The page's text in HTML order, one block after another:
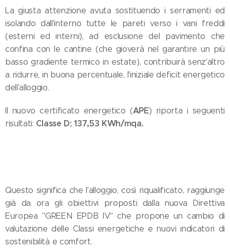
La giusta attenzione avuta sostituendo i serramenti ed
isolando dall'interno tutte le pareti verso i vani freddi
(esterni ed interni), ad esclusione del pavimento che
confina con le cantine (che gioverà nel garantire un più
basso gradiente termico in estate), contribuirà senz'altro
a ridurre, in buona percentuale, l'iniziale deficit energetico
dell'alloggio.
Il nuovo certificato energetico (APE) riporta i seguenti
risultati: Classe D; 137,53 KWh/mqa.
Questo significa che l'alloggio, così riqualificato, raggiunge
già da ora gli obiettivi proposti dalla nuova Direttiva
Europea "GREEN EPDB IV" che propone un cambio di
valutazione delle Classi energetiche e nuovi indicatori di
sostenibilità e comfort.